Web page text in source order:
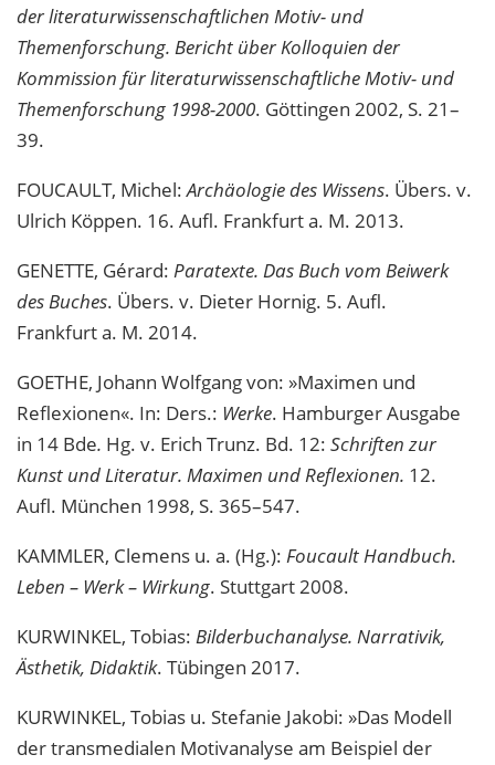
der literaturwissenschaftlichen Motiv- und
Themenforschung. Bericht über Kolloquien der
Kommission für literaturwissenschaftliche Motiv- und
Themenforschung 1998-2000. Göttingen 2002, S. 21–
39.
FOUCAULT, Michel:Archäologie des Wissens. Übers. v.
Ulrich Köppen. 16. Aufl. Frankfurt a. M. 2013.
GENETTE, Gérard: Paratexte. Das Buch vom Beiwerk
des Buches. Übers. v. Dieter Hornig. 5. Aufl.
Frankfurt a. M. 2014.
GOETHE, Johann Wolfgang von: »Maximen und
Reflexionen«. In: Ders.: Werke. Hamburger Ausgabe
in 14 Bde. Hg. v. Erich Trunz. Bd. 12: Schriften zur
Kunst und Literatur. Maximen und Reflexionen. 12.
Aufl. München 1998, S. 365–547.
KAMMLER, Clemens u. a. (Hg.): Foucault Handbuch.
Leben – Werk – Wirkung. Stuttgart 2008.
KURWINKEL, Tobias: Bilderbuchanalyse. Narrativik,
Ästhetik, Didaktik. Tübingen 2017.
KURWINKEL, Tobias u. Stefanie Jakobi: »Das Modell
der transmedialen Motivanalyse am Beispiel der